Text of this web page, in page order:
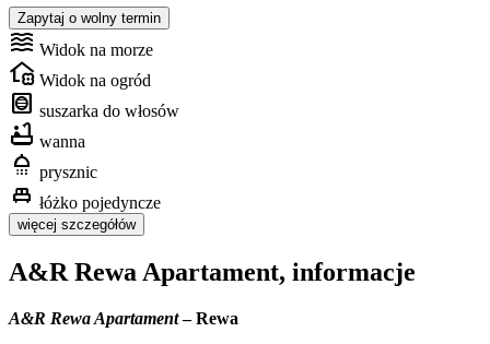
Zapytaj o wolny termin
waves Widok na morze
home_and_garden Widok na ogród
hvac suszarka do włosów
bathtub wanna
shower prysznic
single_bed łóżko pojedyncze
więcej szczegółów
A&R Rewa Apartament, informacje
A&R Rewa Apartament– Rewa